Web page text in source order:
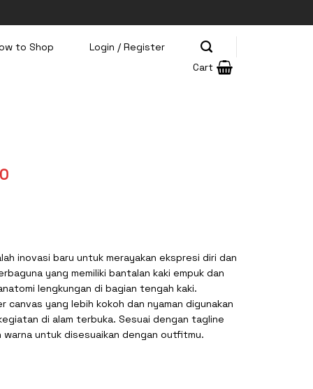
to Shop
Login / Register
Cart
Current
inovasi baru untuk merayakan ekspresi diri dan
yang memiliki bantalan kaki empuk dan
lengkungan di bagian tengah kaki.
canvas yang lebih kokoh dan nyaman digunakan
di alam terbuka. Sesuai dengan tagline
warna untuk disesuaikan dengan outfitmu.